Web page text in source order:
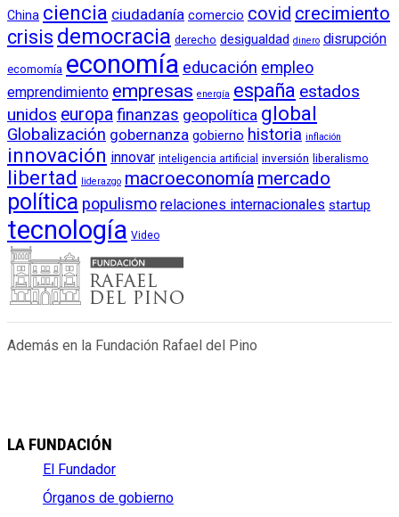
China ciencia ciudadanía comercio covid crecimiento
crisis democracia derecho desigualdad dinero disrupción
ecomomía economía educación empleo
emprendimiento empresas energía españa estados
unidos europafinanzas geopolítica global
Globalización gobernanza gobierno historia inflación
innovación innovar inteligencia artificial inversión liberalismo
libertad liderazgo macroeconomía mercado
política populismo relaciones internacionales startup
tecnología Video
Además en la Fundación Rafael del Pino
LA FUNDACIÓN
El Fundador
Órganos de gobierno